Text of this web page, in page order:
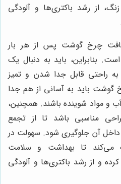
از رشد باکتری‌ها و آلودگی
چرخ گوشت پس از هر بار
بنابراین، باید به دنبال یک
راحتی قابل جدا شدن و تمیز
باید به آسانی از هم جدا
و مواد شوینده باشند. همچنین،
مناسبی باشد تا از تجمع
داخل آن جلوگیری شود. سهولت در
می‌کند تا بهداشت و سلامت
و از رشد باکتری‌ها و آلودگی